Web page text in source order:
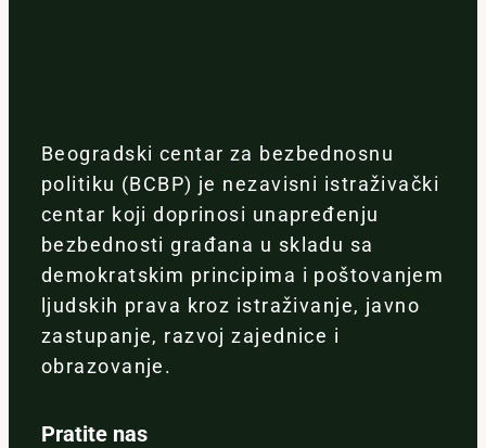
Beogradski centar za bezbednosnu
politiku (BCBP) je nezavisni istraživački
centar koji doprinosi unapređenju
bezbednosti građana u skladu sa
demokratskim principima i poštovanjem
ljudskih prava kroz istraživanje, javno
zastupanje, razvoj zajednice i
obrazovanje.
Pratite nas